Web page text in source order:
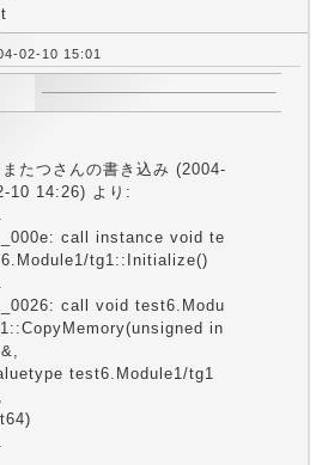
02-10 15:01
たつさんの書き込み (2004-
10 14:26) より:
call instance void te
tg1::Initialize()
call void test6.Modu
in
test6.Module1/tg1